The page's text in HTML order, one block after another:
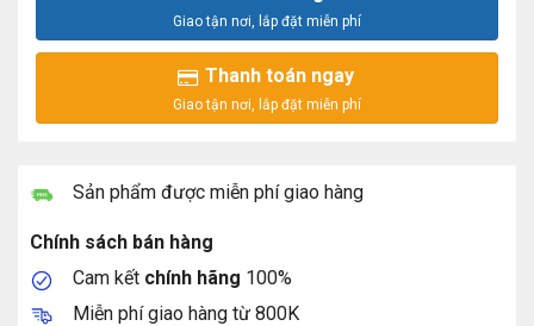
Thanh toán ngay
Sản phẩm được miễn phí giao hàng
Chính sách bán hàng
Cam kết chính hãng 100%
Miễn phí giao hàng từ 800K